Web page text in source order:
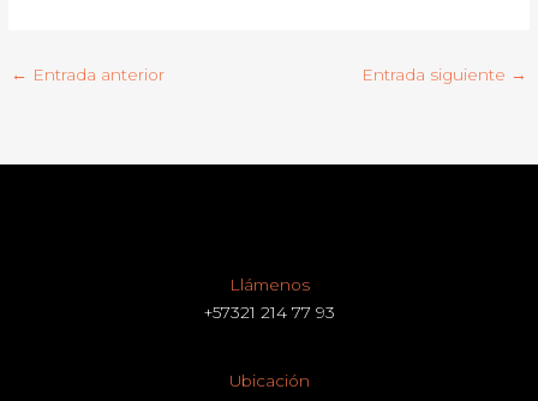
← Entrada anterior Entrada siguiente →
Llámenos
+57321 214 77 93
Ubicación